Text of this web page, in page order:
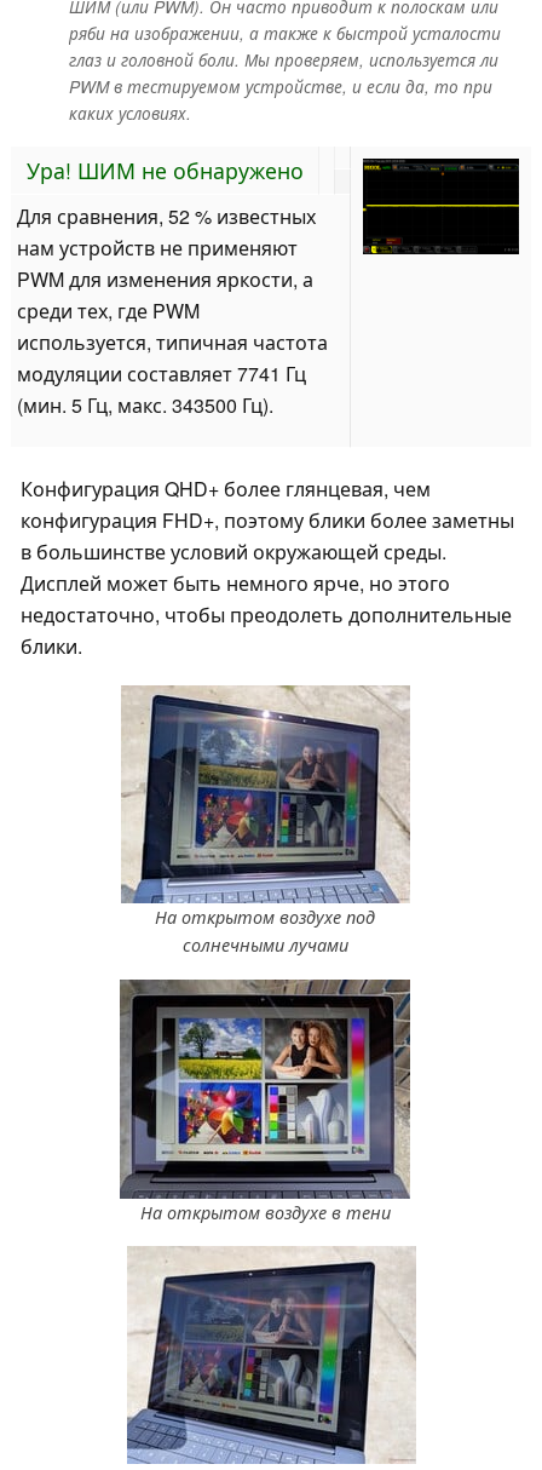
ШИМ (или PWM). Он часто приводит к полоскам или
ряби на изображении, а также к быстрой усталости
глаз и головной боли. Мы проверяем, используется ли
PWM в тестируемом устройстве, и если да, то при
каких условиях.
Ура! ШИМ не обнаружено
Для сравнения, 52 % известных
нам устройств не применяют
PWM для изменения яркости, а
среди тех, где PWM
используется, типичная частота
модуляции составляет 7741 Гц
(мин. 5 Гц, макс. 343500 Гц).
Конфигурация QHD+ более глянцевая, чем
конфигурация FHD+, поэтому блики более заметны
в большинстве условий окружающей среды.
Дисплей может быть немного ярче, но этого
недостаточно, чтобы преодолеть дополнительные
блики.
На открытом воздухе под
солнечными лучами
На открытом воздухе в тени